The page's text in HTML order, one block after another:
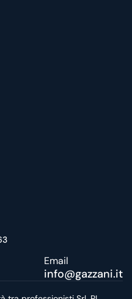
Email
info@gazzani.it